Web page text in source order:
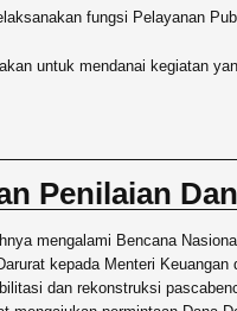
fungsi Pelayanan
untuk mendanai kegiatan
Penilaian
mengalami Bencana
kepada Menteri
dan rekonstruksi